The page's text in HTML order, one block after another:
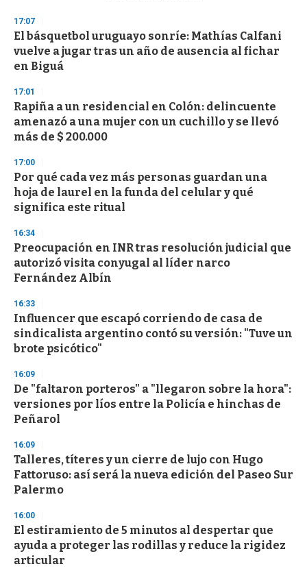
d
s
o
f
3
s
e
c
o
n
17:07
El básquetbol uruguayo sonríe: Mathías Calfani
vuelve a jugar tras un año de ausencia al fichar
en Biguá
17:01
Rapiña a un residencial en Colón: delincuente
amenazó a una mujer con un cuchillo y se llevó
más de $ 200.000
17:00
Por qué cada vez más personas guardan una
hoja de laurel en la funda del celular y qué
significa este ritual
16:34
Preocupación en INR tras resolución judicial que
autorizó visita conyugal al líder narco
Fernández Albín
16:33
Influencer que escapó corriendo de casa de
sindicalista argentino contó su versión: "Tuve un
brote psicótico"
16:09
De "faltaron porteros" a "llegaron sobre la hora":
versiones por líos entre la Policía e hinchas de
Peñarol
16:09
Talleres, títeres y un cierre de lujo con Hugo
Fattoruso: así será la nueva edición del Paseo Sur
Palermo
16:00
El estiramiento de 5 minutos al despertar que
ayuda a proteger las rodillas y reduce la rigidez
articular